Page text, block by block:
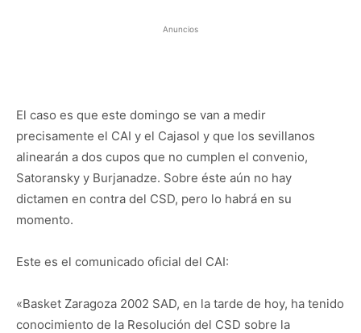
Anuncios
El caso es que este domingo se van a medir
precisamente el CAI y el Cajasol y que los sevillanos
alinearán a dos cupos que no cumplen el convenio,
Satoransky y Burjanadze. Sobre éste aún no hay
dictamen en contra del CSD, pero lo habrá en su
momento.
Este es el comunicado oficial del CAI:
«Basket Zaragoza 2002 SAD, en la tarde de hoy, ha tenido
conocimiento de la Resolución del CSD sobre la